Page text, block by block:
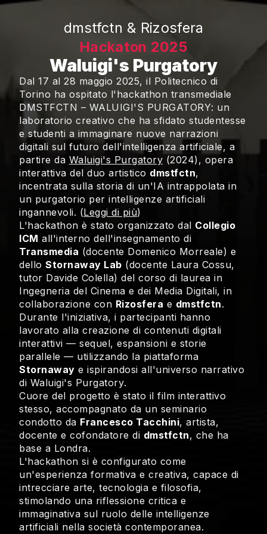
dmstfctn & Rizosfera
Hackaton 2025
Waluigi's Purgatory
Dal 17 al 28 maggio 2025, il Politecnico di
Torino ha ospitato l'hackathon transmediale
DMSTFCTN – WALUIGI'S PURGATORY: un
laboratorio creativo che ha sfidato studentesse
e studenti a immaginare nuove narrazioni
digitali sul futuro dell'intelligenza artificiale, a
partire da Waluigi's Purgatory (2024), opera
interattiva del duo artistico dmstfctn,
incentrata sulla storia di un'IA intrappolata in
un purgatorio per intelligenze artificiali
ingannevoli. (Leggi di più)
L'hackathon è stato organizzato dal Collegio
ICM all'interno dell'insegnamento di
Transmedia (docente Domenico Morreale) e
dello Stornaway Lab (docente Laura Cossu,
tutor Davide Colella) del corso di laurea in
Ingegneria del Cinema e dei Media Digitali, in
collaborazione con Rizosfera e dmstfctn.
Durante l'iniziativa, i partecipanti hanno
lavorato alla creazione di contenuti digitali
interattivi — sequel, espansioni e storie
parallele — utilizzando la piattaforma
Stornaway e ispirandosi all'universo narrativo
di Waluigi's Purgatory.
Cuore del progetto è stato il film interattivo
stesso, accompagnato da un seminario
condotto da Francesco Tacchini, artista,
docente e cofondatore di dmstfctn, che ha
base a Londra.
L'hackathon si è configurato come
un'esperienza formativa e creativa, capace di
intrecciare arte, tecnologia e filosofia,
stimolando una riflessione critica e
immaginativa sul ruolo delle intelligenze
artificiali nella società contemporanea.